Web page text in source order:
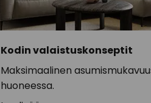
Kodin valaistuskonseptit
Maksimaalinen
huoneessa.